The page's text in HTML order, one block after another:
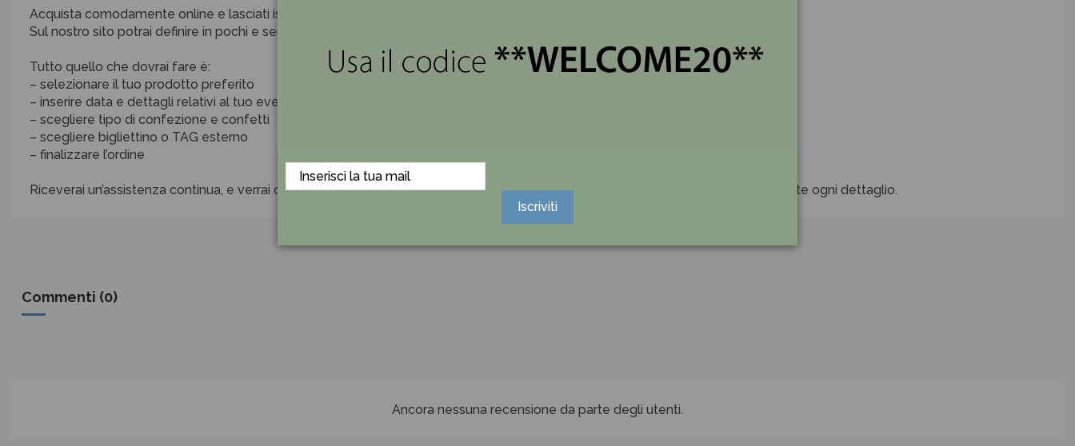
Acquista comodamente online e lasciati ispirare dalla nostra selezione di bomboniere uniche e di alta qualità.
Sul nostro sito potrai definire in pochi e semplici step ogni dettaglio, dal colore della confezione ai gusti dei confetti.
Tutto quello che dovrai fare è:
– selezionare il tuo prodotto preferito
– inserire data e dettagli relativi al tuo evento
– scegliere tipo di confezione e confetti
– scegliere bigliettino o TAG esterno
– finalizzare l’ordine
Riceverai un’assistenza continua, e verrai contattata/o dal nostro team che si occupa di EVENTI a DISTANZA, ed insieme definirete ogni dettaglio.
Commenti (0)
Ancora nessuna recensione da parte degli utenti.
Iscriviti